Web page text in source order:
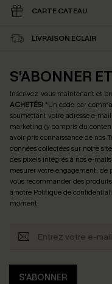
CARTE CATEAU
LIVRAISON ÉCLAIR
S'ABONNER
Inscrivez-vous maintenant et
ACHETÉS! *Un code par
soumettant votre adresse e-
marketing (y compris du
avoir pris connaissance de nos
données collectées sur notre
des pixels intégrés à nos e-
mesurer votre engagement, de
vous recommander des
à notre Politique de
moment.
S'ABONNER